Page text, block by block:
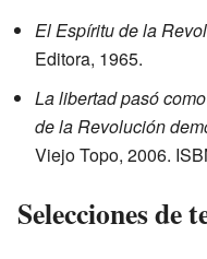
El Espíritu de la
Editora, 1965.
La libertad pasó
de la Revolución
Viejo Topo, 2006.
Selecciones de